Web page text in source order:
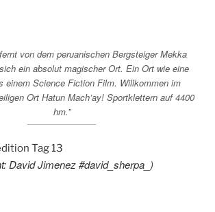
von dem peruanischen Bergsteiger Mekka
ein absolut magischer Ort. Ein Ort wie eine
einem Science Fiction Film. Willkommen im
Ort Hatun Mach’ay! Sportklettern auf 4400
hm.”
Tag 13
David Jimenez #david_sherpa_)